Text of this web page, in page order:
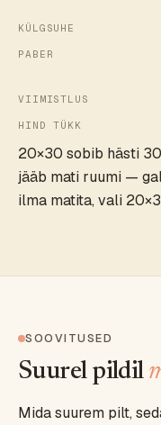
KÜLGSUHE
PABER
VIIMISTLUS
HIND TÜKK
20×30 sobib hästi
jääb mati ruumi —
ilma matita, vali
SOOVITUSED
Suurel pildil
Mida suurem pilt,